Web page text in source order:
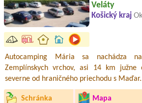
Veláty
Košický kraj
Autocamping Mária sa nachádza
Zemplínskych vrchov, asi 14 km
severne od hraničného priechodu s
Schránka Mapa